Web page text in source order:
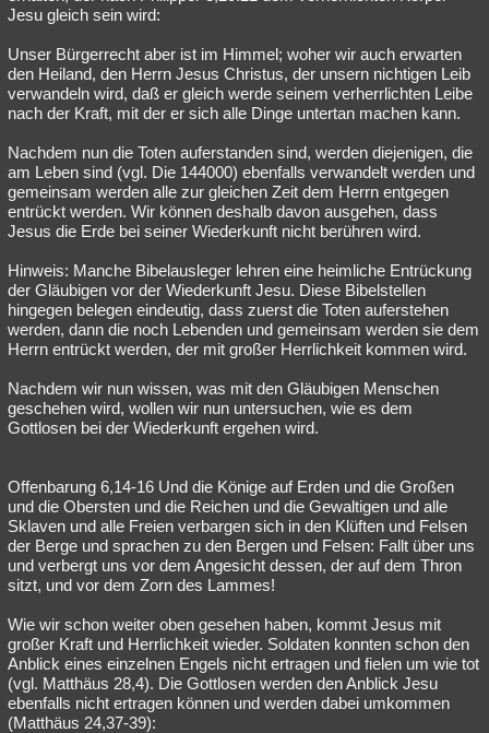
Jesu gleich sein wird:
Unser Bürgerrecht aber ist im Himmel; woher wir auch erwarten
den Heiland, den Herrn Jesus Christus, der unsern nichtigen Leib
verwandeln wird, daß er gleich werde seinem verherrlichten Leibe
nach der Kraft, mit der er sich alle Dinge untertan machen kann.
Nachdem nun die Toten auferstanden sind, werden diejenigen, die
am Leben sind (vgl. Die 144000) ebenfalls verwandelt werden und
gemeinsam werden alle zur gleichen Zeit dem Herrn entgegen
entrückt werden. Wir können deshalb davon ausgehen, dass
Jesus die Erde bei seiner Wiederkunft nicht berühren wird.
Hinweis: Manche Bibelausleger lehren eine heimliche Entrückung
der Gläubigen vor der Wiederkunft Jesu. Diese Bibelstellen
hingegen belegen eindeutig, dass zuerst die Toten auferstehen
werden, dann die noch Lebenden und gemeinsam werden sie dem
Herrn entrückt werden, der mit großer Herrlichkeit kommen wird.
Nachdem wir nun wissen, was mit den Gläubigen Menschen
geschehen wird, wollen wir nun untersuchen, wie es dem
Gottlosen bei der Wiederkunft ergehen wird.
Offenbarung 6,14-16 Und die Könige auf Erden und die Großen
und die Obersten und die Reichen und die Gewaltigen und alle
Sklaven und alle Freien verbargen sich in den Klüften und Felsen
der Berge und sprachen zu den Bergen und Felsen: Fallt über uns
und verbergt uns vor dem Angesicht dessen, der auf dem Thron
sitzt, und vor dem Zorn des Lammes!
Wie wir schon weiter oben gesehen haben, kommt Jesus mit
großer Kraft und Herrlichkeit wieder. Soldaten konnten schon den
Anblick eines einzelnen Engels nicht ertragen und fielen um wie tot
(vgl. Matthäus 28,4). Die Gottlosen werden den Anblick Jesu
ebenfalls nicht ertragen können und werden dabei umkommen
(Matthäus 24,37-39):